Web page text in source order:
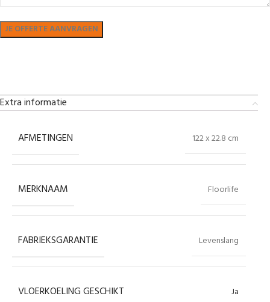
Extra informatie
AFMETINGEN 122 x 22.8 cm
MERKNAAM Floorlife
FABRIEKSGARANTIE Levenslang
VLOERKOELING GESCHIKT Ja